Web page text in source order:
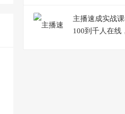
主播速成实战
100到千人在线